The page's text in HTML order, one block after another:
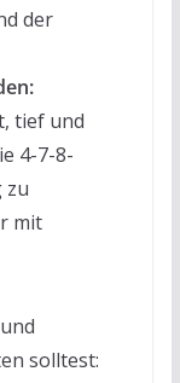
der
tief und
4-7-8-
zu
mit
solltest: